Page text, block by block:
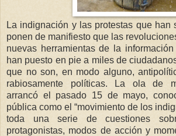
La indignación y las protestas que han
ponen de manifiesto que las
nuevas herramientas de la
han puesto en pie a miles de
que no son, en modo alguno,
rabiosamente políticas. La ola de
arrancó el pasado 15 de mayo,
pública como el “movimiento de los
toda una serie de cuestiones
protagonistas, modos de acción y